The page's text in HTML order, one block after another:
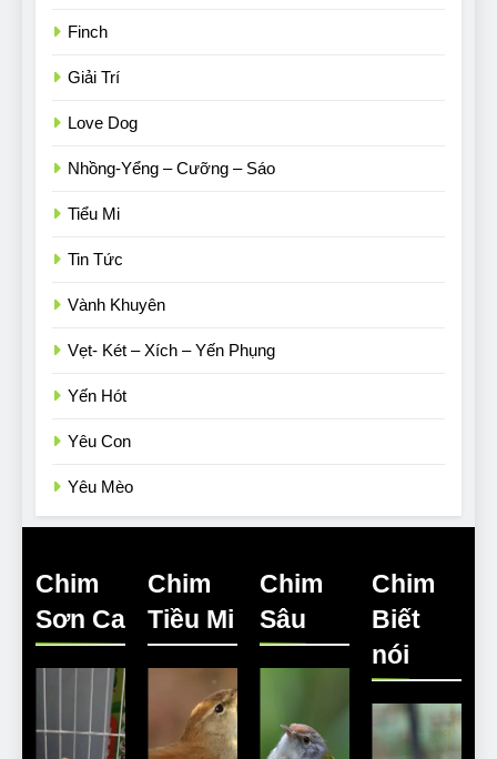
Finch
Giải Trí
Love Dog
Nhồng-Yểng – Cưỡng – Sáo
Tiểu Mi
Tin Tức
Vành Khuyên
Vẹt- Két – Xích – Yến Phụng
Yến Hót
Yêu Con
Yêu Mèo
Chim
Sơn Ca
Chim
Tiều Mi
Chim
Sâu
Chim
Biết
nói